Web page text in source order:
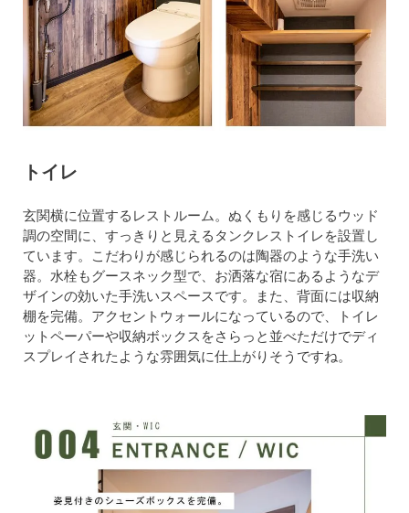
トイレ
玄関横に位置するレストルーム。ぬくもりを感じるウッド
調の空間に、すっきりと見えるタンクレストイレを設置し
ています。こだわりが感じられるのは陶器のような手洗い
器。水栓もグースネック型で、お洒落な宿にあるようなデ
ザインの効いた手洗いスペースです。また、背面には収納
棚を完備。アクセントウォールになっているので、トイレ
ットペーパーや収納ボックスをさらっと並べただけでディ
スプレイされたような雰囲気に仕上がりそうですね。